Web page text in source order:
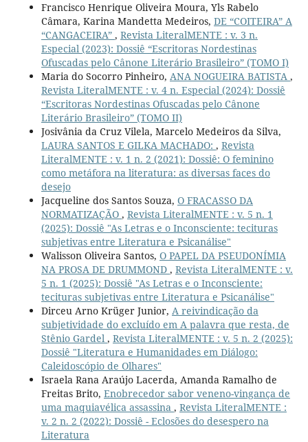
Francisco Henrique Oliveira Moura, Yls Rabelo
Câmara, Karina Mandetta Medeiros, DE “COITEIRA” A
“CANGACEIRA” , Revista LiteralMENTE : v. 3 n.
Especial (2023): Dossiê “Escritoras Nordestinas
Ofuscadas pelo Cânone Literário Brasileiro” (TOMO I)
Maria do Socorro Pinheiro, ANA NOGUEIRA BATISTA ,
Revista LiteralMENTE : v. 4 n. Especial (2024): Dossiê
“Escritoras Nordestinas Ofuscadas pelo Cânone
Literário Brasileiro” (TOMO II)
Josivânia da Cruz Vilela, Marcelo Medeiros da Silva,
LAURA SANTOS E GILKA MACHADO: , Revista
LiteralMENTE : v. 1 n. 2 (2021): Dossiê: O feminino
como metáfora na literatura: as diversas faces do
desejo
Jacqueline dos Santos Souza, O FRACASSO DA
NORMATIZAÇÃO , Revista LiteralMENTE : v. 5 n. 1
(2025): Dossiê "As Letras e o Inconsciente: tecituras
subjetivas entre Literatura e Psicanálise"
Walisson Oliveira Santos, O PAPEL DA PSEUDONÍMIA
NA PROSA DE DRUMMOND , Revista LiteralMENTE : v.
5 n. 1 (2025): Dossiê "As Letras e o Inconsciente:
tecituras subjetivas entre Literatura e Psicanálise"
Dirceu Arno Krüger Junior, A reivindicação da
subjetividade do excluído em A palavra que resta, de
Stênio Gardel , Revista LiteralMENTE : v. 5 n. 2 (2025):
Dossiê "Literatura e Humanidades em Diálogo:
Caleidoscópio de Olhares"
Israela Rana Araújo Lacerda, Amanda Ramalho de
Freitas Brito, Enobrecedor sabor veneno-vingança de
uma maquiavélica assassina , Revista LiteralMENTE :
v. 2 n. 2 (2022): Dossiê - Eclosões do desespero na
Literatura